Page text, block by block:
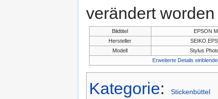
verändert
Bildtitel
EPSON
Hersteller
SEIKO
Modell
Stylus
Erweiterte Details
Kategorie: Stickenbüttel